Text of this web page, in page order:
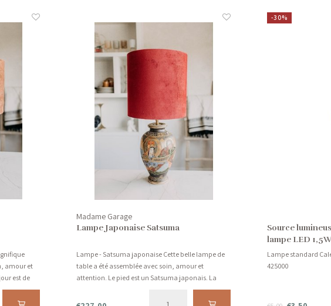
amour et
est de
brillant.
Madame Garage
Lampe Japonaise Satsuma
Lampe - Satsuma japonaise Cette belle lampe de
table a été assemblée avec soin, amour et
attention. Le pied est un Satsuma japonais. La
nuance est rouge bordeaux avec une touche de
-30%
Source
lampe LED
Lampe standard
425000